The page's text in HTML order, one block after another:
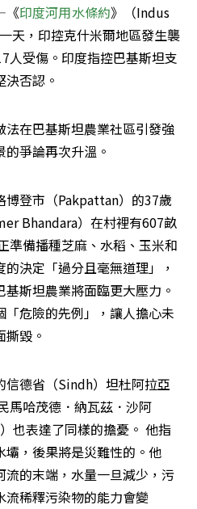
《印度河用水條約》（Indus
天，印控克什米爾地區發生襲
人受傷。印度指控巴基斯坦支
否認。
在巴基斯坦農業社區引發強
爭論再次升溫。
博登市（Pakpattan）的37歲
Bhandara）在村裡有607畝
準備播種芝麻、水稻、玉米和
決定「過分且毫無道理」，
斯坦農業將面臨更大壓力。
危險的先例」，讓人擔心未
毀。
德省（Sindh）坦杜阿拉亞
馬哈茂德．納瓦茲．沙阿
也表達了同樣的擔憂。 他指
，後果將是災難性的。他
的末端，水量一旦減少，污
稀釋污染物的能力會變